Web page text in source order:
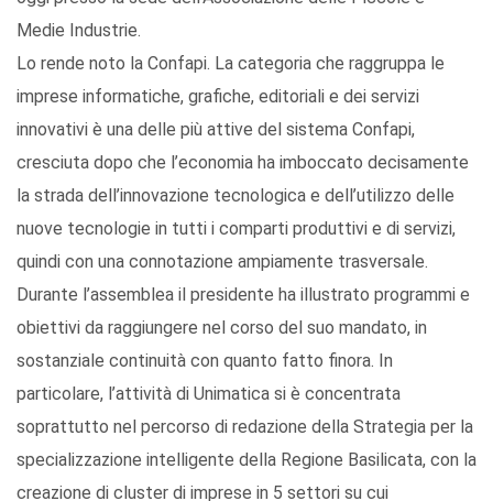
Medie Industrie.
Lo rende noto la Confapi. La categoria che raggruppa le
imprese informatiche, grafiche, editoriali e dei servizi
innovativi è una delle più attive del sistema Confapi,
cresciuta dopo che l’economia ha imboccato decisamente
la strada dell’innovazione tecnologica e dell’utilizzo delle
nuove tecnologie in tutti i comparti produttivi e di servizi,
quindi con una connotazione ampiamente trasversale.
Durante l’assemblea il presidente ha illustrato programmi e
obiettivi da raggiungere nel corso del suo mandato, in
sostanziale continuità con quanto fatto finora. In
particolare, l’attività di Unimatica si è concentrata
soprattutto nel percorso di redazione della Strategia per la
specializzazione intelligente della Regione Basilicata, con la
creazione di cluster di imprese in 5 settori su cui